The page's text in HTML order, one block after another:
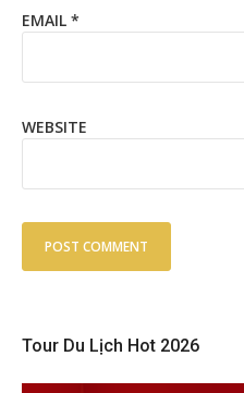
EMAIL *
WEBSITE
Tour Du Lịch Hot 2026